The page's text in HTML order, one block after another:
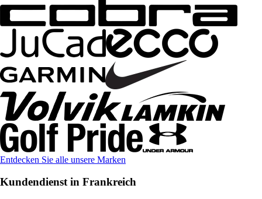
Entdecken Sie alle unsere Marken
Kundendienst in Frankreich